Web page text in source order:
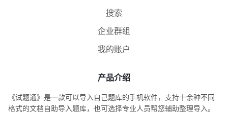
搜索
企业群组
我的账户
产品介绍
《试题通》是一款可以导入自己题库的手机软件，支持十余种不同
格式的文档自助导入题库，也可选择专业人员帮您辅助整理导入。